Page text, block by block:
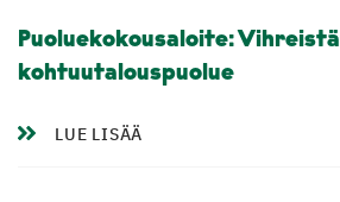
Puoluekokousaloite: Vihreistä
kohtuutalouspuolue
LUE LISÄÄ